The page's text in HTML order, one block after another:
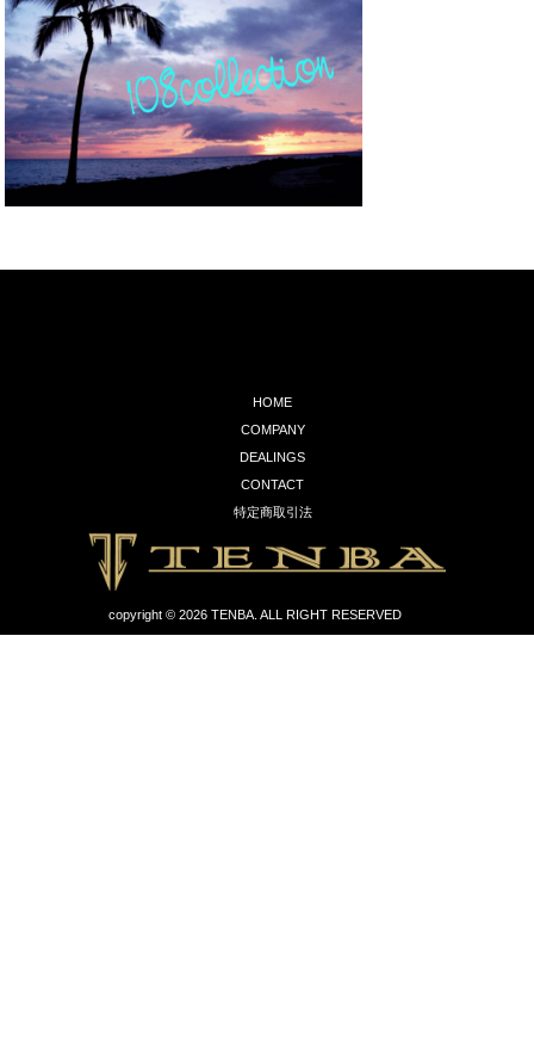
HOME
COMPANY
DEALINGS
CONTACT
特定商取引法
copyright © 2026 TENBA. ALL RIGHT RESERVED